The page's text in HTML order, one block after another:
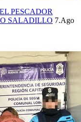
PESCADOR
SALADILLO 7.Ago